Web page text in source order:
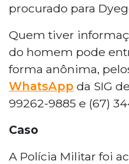
procurado para
Quem tiver
do homem pode
forma anônima,
WhatsApp da SIG
99262-9885 e (67)
Caso
A Polícia Militar foi